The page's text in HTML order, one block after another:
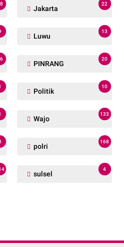
Jakarta
22
Luwu
13
PINRANG
20
Politik
10
Wajo
133
polri
168
sulsel
4